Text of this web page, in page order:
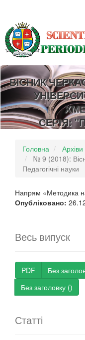
ВІСНИК
СЕРІЯ:
Головна
Архіви
№ 9 (2018):
Педагогічні науки
Напрям «Методика
Опубліковано:
Весь випуск
PDF Без
Без заголовку ()
Статті